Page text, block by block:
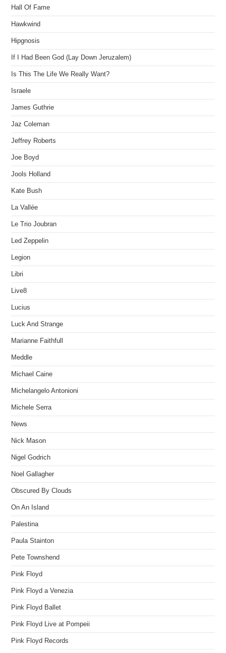
Hall Of Fame
Hawkwind
Hipgnosis
If I Had Been God (Lay Down Jeruzalem)
Is This The Life We Really Want?
Israele
James Guthrie
Jaz Coleman
Jeffrey Roberts
Joe Boyd
Jools Holland
Kate Bush
La Vallée
Le Trio Joubran
Led Zeppelin
Legion
Libri
Live8
Lucius
Luck And Strange
Marianne Faithfull
Meddle
Michael Caine
Michelangelo Antonioni
Michele Serra
News
Nick Mason
Nigel Godrich
Noel Gallagher
Obscured By Clouds
On An Island
Palestina
Paula Stainton
Pete Townshend
Pink Floyd
Pink Floyd a Venezia
Pink Floyd Ballet
Pink Floyd Live at Pompeii
Pink Floyd Records